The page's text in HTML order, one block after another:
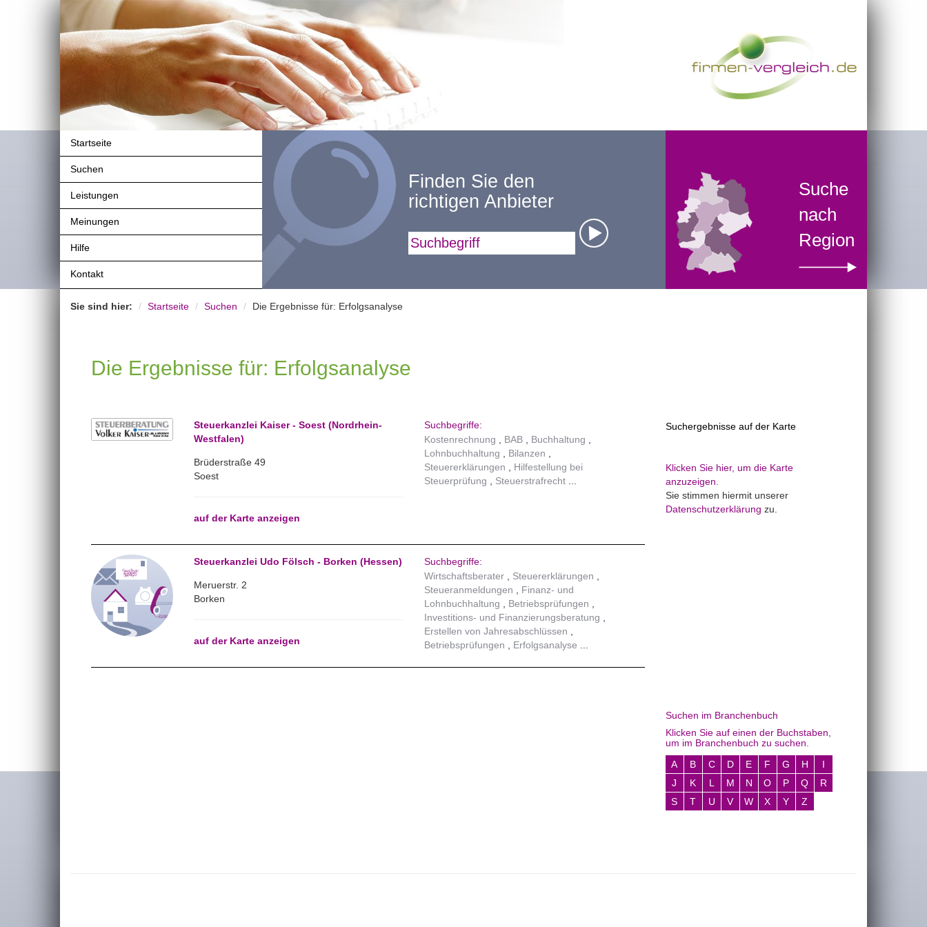
Startseite
Suchen
Leistungen
Meinungen
Hilfe
Kontakt
Finden Sie den
richtigen Anbieter
Suche
nach
Region
Sie sind hier: Startseite Suchen Die Ergebnisse für: Erfolgsanalyse
Die Ergebnisse für: Erfolgsanalyse
Steuerkanzlei Kaiser - Soest (Nordrhein-
Westfalen)
Brüderstraße 49
Soest
auf der Karte anzeigen
Suchbegriffe:
Kostenrechnung
BAB
Buchhaltung
Lohnbuchhaltung
Bilanzen
Steuererklärungen
Hilfestellung bei
Steuerprüfung
Steuerstrafrecht
Steuerkanzlei Udo Fölsch - Borken (Hessen)
Meruerstr. 2
Borken
auf der Karte anzeigen
Suchbegriffe:
Wirtschaftsberater
Steuererklärungen
Steueranmeldungen
Finanz- und
Lohnbuchhaltung
Betriebsprüfungen
Investitions- und Finanzierungsberatung
Erstellen von Jahresabschlüssen
Betriebsprüfungen
Erfolgsanalyse
Suchergebnisse auf der Karte
Klicken Sie hier, um die Karte
anzuzeigen.
Sie stimmen hiermit unserer
Datenschutzerklärung zu.
Suchen im Branchenbuch
Klicken Sie auf einen der Buchstaben,
um im Branchenbuch zu suchen.
A
B C D E F G H
I
J
K L M N O P Q
R
S
T U V W X Y Z